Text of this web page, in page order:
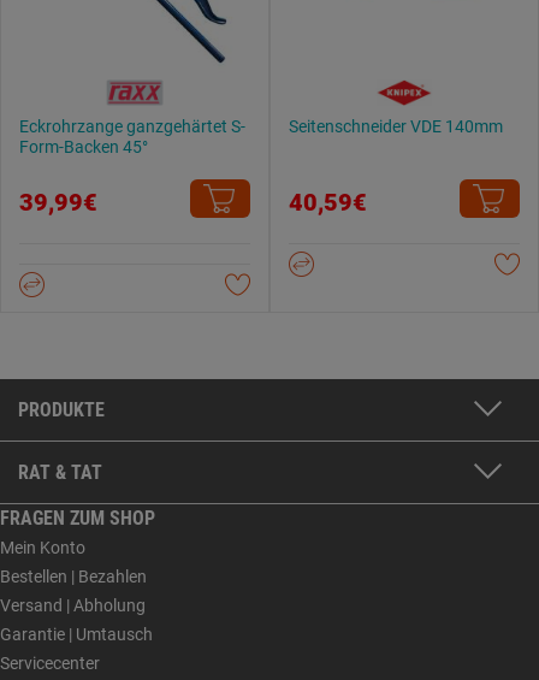
Eckrohrzange ganzgehärtet S-
Form-Backen 45°
39,99€
Seitenschneider VDE 140mm
40,59€
PRODUKTE
RAT & TAT
FRAGEN ZUM SHOP
Mein Konto
Bestellen | Bezahlen
Versand | Abholung
Garantie | Umtausch
Servicecenter